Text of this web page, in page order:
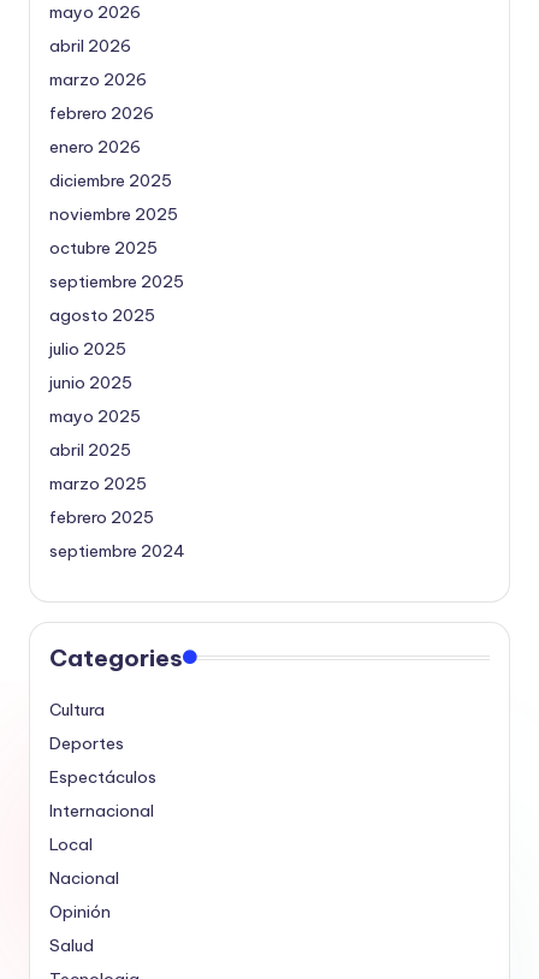
mayo 2026
abril 2026
marzo 2026
febrero 2026
enero 2026
diciembre 2025
noviembre 2025
octubre 2025
septiembre 2025
agosto 2025
julio 2025
junio 2025
mayo 2025
abril 2025
marzo 2025
febrero 2025
septiembre 2024
Categories
Cultura
Deportes
Espectáculos
Internacional
Local
Nacional
Opinión
Salud